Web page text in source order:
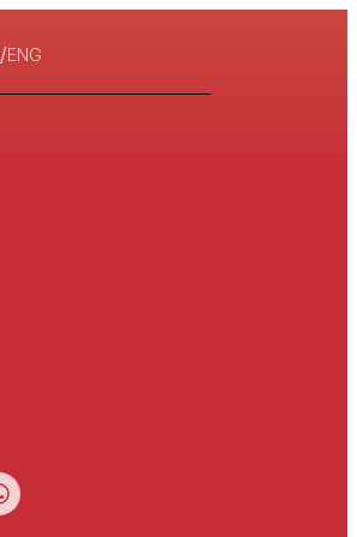
/ENG